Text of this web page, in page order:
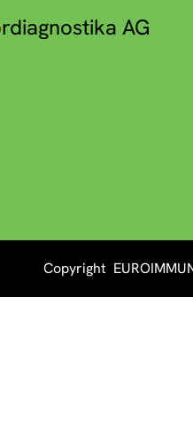
AG
Copyright